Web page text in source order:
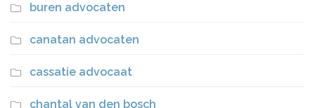
buren advocaten
canatan advocaten
cassatie advocaat
chantal van den bosch